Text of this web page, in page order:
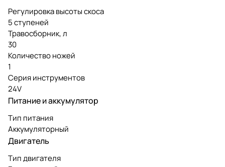
Регулировка высоты скоса
5 ступеней
Травосборник, л
30
Количество ножей
1
Серия инструментов
24V
Питание и аккумулятор
Тип питания
Аккумуляторный
Двигатель
Тип двигателя